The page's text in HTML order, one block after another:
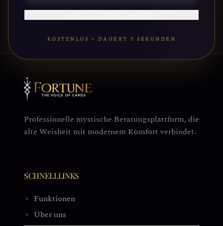
KOSTENLOS • DAUERT 5 SEKUNDEN
Professionelle mystische Beratungsplattform, die
alte Weisheit mit modernem Komfort verbindet.
SCHNELLLINKS
Funktionen
Über uns